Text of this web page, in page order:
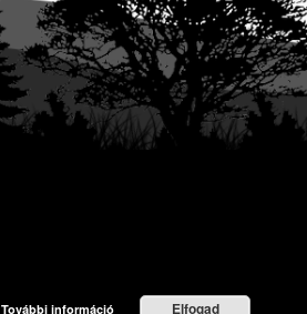
További információ Elfogad